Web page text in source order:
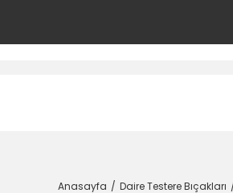
Anasayfa Daire Testere Bıçakları